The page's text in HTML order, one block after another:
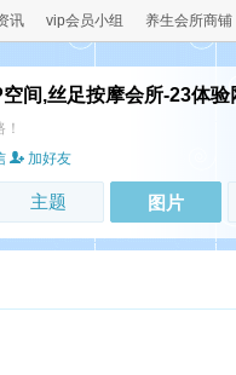
讯 vip会员小组 养生会所商铺
间,丝足按摩会所-23体验
加好友
主题 图片